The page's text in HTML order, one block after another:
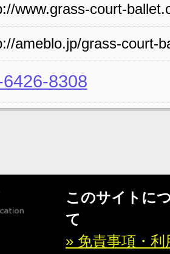
www.grass-court-
ameblo.jp/grass-court-
8308
このサイトに
て
» 免責事項・利